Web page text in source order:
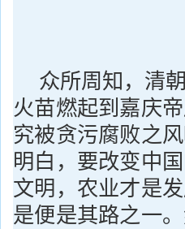
众所周知，清
火苗燃起到嘉庆
究被贪污腐败之
明白，要改变中
文明，农业才是
是便是其路之一